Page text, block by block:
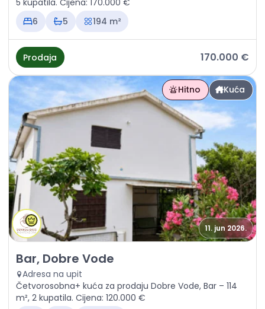
5 kupatila. Cijena: 170.000 €
6
5 194 m²
Prodaja 170.000 €
Hitno Kuća
11. jun 2026.
Prodaja - Kuća Bar, Dobre Vode
Bar, Dobre Vode
Adresa na upit
Četvorosobna+ kuća za prodaju Dobre Vode, Bar – 114
m², 2 kupatila. Cijena: 120.000 €